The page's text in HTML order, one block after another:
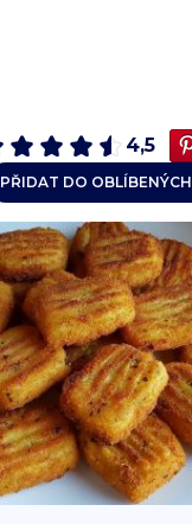
4,5
PŘIDAT DO OBLÍBENÝCH